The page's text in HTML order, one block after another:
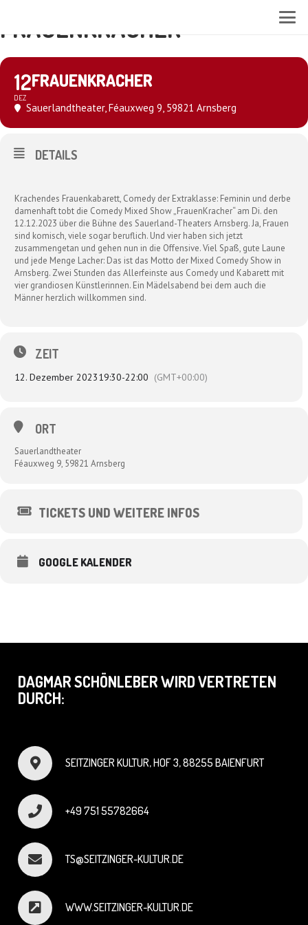
FRAUENKRACHER
12
DEZ
FRAUENKRACHER
Sauerlandtheater, Féauxweg 9, 59821 Arnsberg
DETAILS
Krachendes Frauenkabarett, Comedy der Extraklasse: Feminin und derbe
damenhaft tobt die Comedy Mixed Show „FrauenKracher“ am Di. den
12.12.2023 über die Bühne des Sauerland-Theaters Arnsberg. Ja, Frauen
sind komisch, viele sogar beruflich. Und vier haben sich jetzt
zusammengetan und gehen nun in die Offensive. Viel Spaß, gute Laune
und jede Menge Lacher: Das ist das Motto der Mixed Comedy Show in
Arnsberg. Zwei Stunden das Allerfeinste aus Comedy und Kabarett mit
vier grandiosen Künstlerinnen. Ein Mädelsabend bei dem auch die
Männer herzlich willkommen sind.
ZEIT
12. Dezember 202319:30-22:00 (GMT+00:00)
ORT
Sauerlandtheater
Féauxweg 9, 59821 Arnsberg
TICKETS UND WEITERE INFOS
GOOGLE KALENDER
DAGMAR SCHÖNLEBER WIRD VERTRETEN
DURCH:
SEITZINGER KULTUR, HOF 3, 88255 BAIENFURT
+49 751 55782664
TS@SEITZINGER-KULTUR.DE
WWW.SEITZINGER-KULTUR.DE